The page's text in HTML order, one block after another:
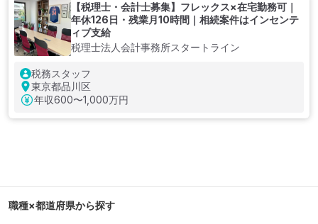
【税理士・会計士募集】フレックス×在宅勤務可｜
年休126日・残業月10時間｜相続案件はインセンテ
ィブ支給
税理士法人会計事務所スタートライン
税務スタッフ
東京都品川区
年収600〜1,000万円
職種×都道府県から探す